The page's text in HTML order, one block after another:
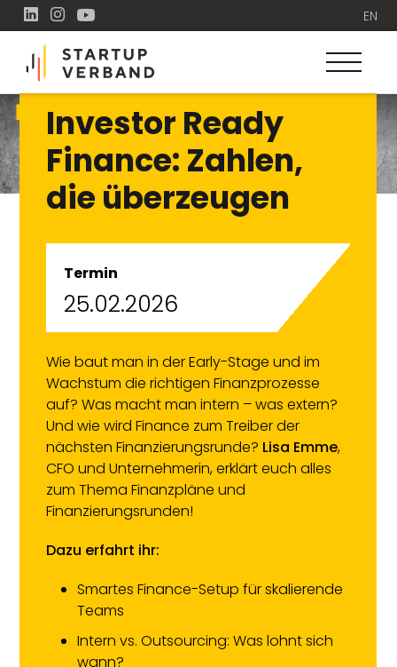
EN
Investor Ready
Finance: Zahlen,
die überzeugen
Termin
25.02.2026
Wie baut man in der Early-Stage und im
Wachstum die richtigen Finanzprozesse
auf? Was macht man intern – was extern?
Und wie wird Finance zum Treiber der
nächsten Finanzierungsrunde? Lisa Emme,
CFO und Unternehmerin, erklärt euch alles
zum Thema Finanzpläne und
Finanzierungsrunden!
Dazu erfahrt ihr:
Smartes Finance-Setup für skalierende
Teams
Intern vs. Outsourcing: Was lohnt sich
wann?